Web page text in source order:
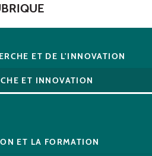
ET DE L'INNOVATION
ET INNOVATION
ET LA FORMATION